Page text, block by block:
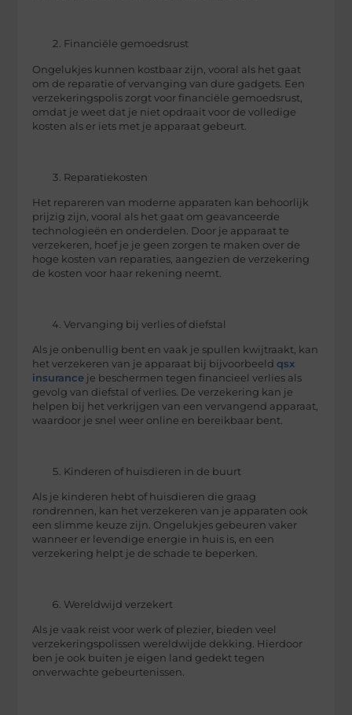
Financiële gemoedsrust
Ongelukjes kunnen kostbaar zijn, vooral als het gaat
om de reparatie of vervanging van dure gadgets. Een
verzekeringspolis zorgt voor financiële gemoedsrust,
omdat je weet dat je niet opdraait voor de volledige
kosten als er iets met je apparaat gebeurt.
Reparatiekosten
Het repareren van moderne apparaten kan behoorlijk
prijzig zijn, vooral als het gaat om geavanceerde
technologieën en onderdelen. Door je apparaat te
verzekeren, hoef je je geen zorgen te maken over de
hoge kosten van reparaties, aangezien de verzekering
de kosten voor haar rekening neemt.
Vervanging bij verlies of diefstal
Als je onbenullig bent en vaak je spullen kwijtraakt, kan
het verzekeren van je apparaat bij bijvoorbeeldqsx
insurance je beschermen tegen financieel verlies als
gevolg van diefstal of verlies. De verzekering kan je
helpen bij het verkrijgen van een vervangend apparaat,
waardoor je snel weer online en bereikbaar bent.
Kinderen of huisdieren in de buurt
Als je kinderen hebt of huisdieren die graag
rondrennen, kan het verzekeren van je apparaten ook
een slimme keuze zijn. Ongelukjes gebeuren vaker
wanneer er levendige energie in huis is, en een
verzekering helpt je de schade te beperken.
Wereldwijd verzekert
Als je vaak reist voor werk of plezier, bieden veel
verzekeringspolissen wereldwijde dekking. Hierdoor
ben je ook buiten je eigen land gedekt tegen
onverwachte gebeurtenissen.